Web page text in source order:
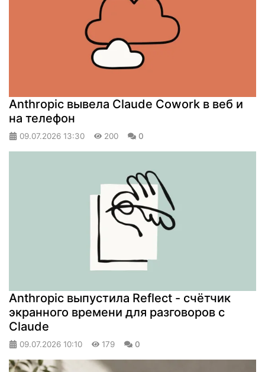
Anthropic вывела Claude Cowork в веб и
на телефон
09.07.2026 13:30 200 0
Anthropic выпустила Reflect - счётчик
экранного времени для разговоров с
Claude
09.07.2026 10:10 179 0